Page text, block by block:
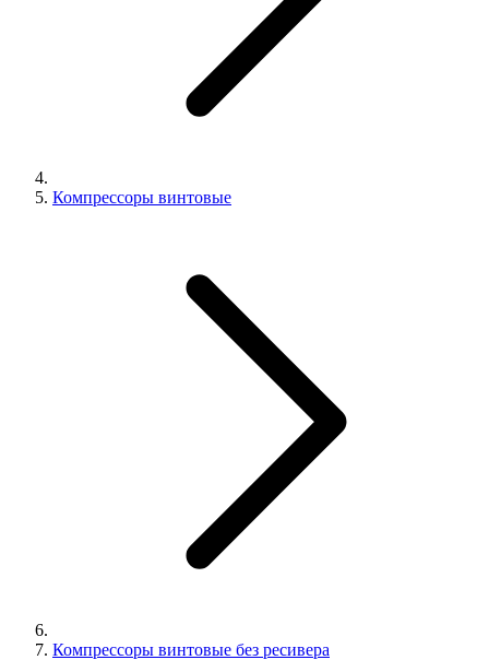
Компрессоры винтовые
Компрессоры винтовые без ресивера